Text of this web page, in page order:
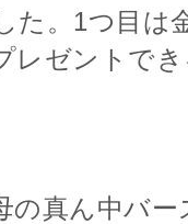
た。1つ目は
レゼントで
の真ん中バ